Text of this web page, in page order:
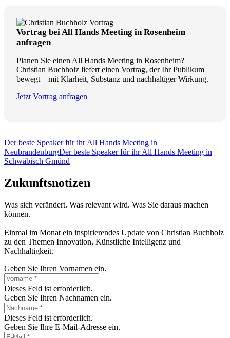
Vortrag bei All Hands Meeting in Rosenheim
anfragen
Planen Sie einen All Hands Meeting in Rosenheim?
Christian Buchholz liefert einen Vortrag, der Ihr Publikum
bewegt – mit Klarheit, Substanz und nachhaltiger Wirkung.
Jetzt Vortrag anfragen
Der beste Speaker für ihr All Hands Meeting in
NeubrandenburgDer beste Speaker für ihr All Hands Meeting in
Schwäbisch Gmünd
Zukunftsnotizen
Was sich verändert. Was relevant wird. Was Sie daraus machen
können.
Einmal im Monat ein inspirierendes Update von Christian Buchholz
zu den Themen Innovation, Künstliche Intelligenz und
Nachhaltigkeit.
Geben Sie Ihren Vornamen ein.
Dieses Feld ist erforderlich.
Geben Sie Ihren Nachnamen ein.
Dieses Feld ist erforderlich.
Geben Sie Ihre E-Mail-Adresse ein.